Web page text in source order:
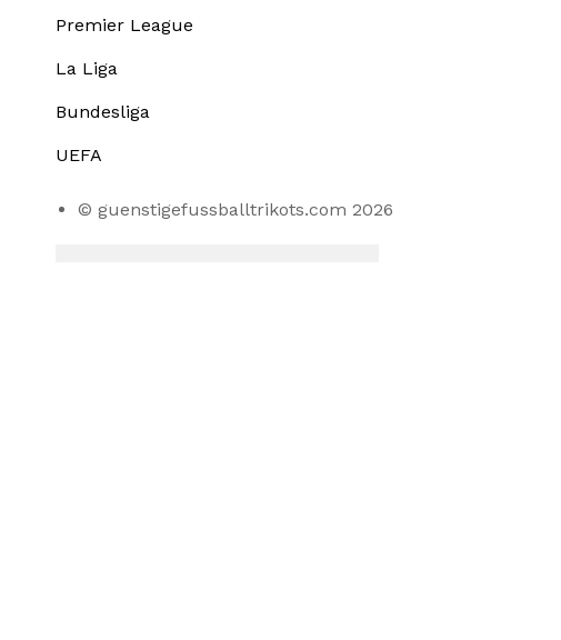
Premier League
La Liga
Bundesliga
UEFA
© guenstigefussballtrikots.com 2026